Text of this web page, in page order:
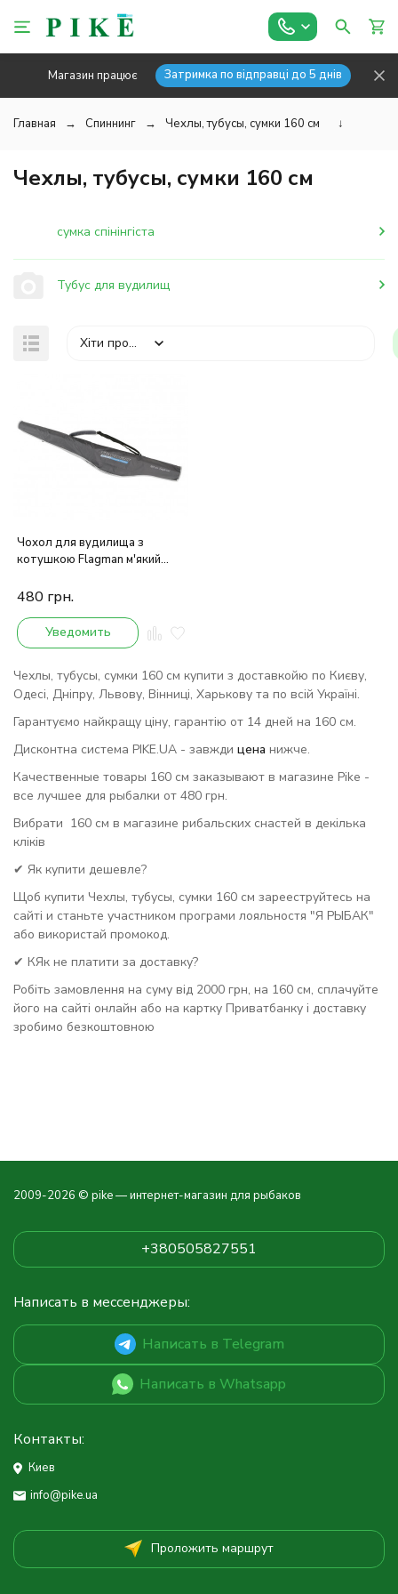
Магазин працює Затримка по відправці до 5 днів
Главная Спиннинг Чехлы, тубусы, сумки 160 см ↓
Чехлы, тубусы, сумки 160 см
сумка спінінгіста
Тубус для вудилищ
Хіти продажів
Чохол для вудилища з
котушкою Flagman м'який
480 грн.
Уведомить
Чехлы, тубусы, сумки 160 см купити з доставкойю по Києву,
Одесі, Дніпру, Львову, Вінниці, Харькову та по всій Україні.
Гарантуємо найкращу ціну, гарантію от 14 дней на 160 см.
Дисконтна система PIKE.UA - завжди цена нижче.
Качественные товары 160 см заказывают в магазине Pike -
все лучшее для рыбалки от 480 грн.
Вибрати 160 см в магазине рибальских снастей в декілька
кліків
✔ Як купити дешевле?
Щоб купити Чехлы, тубусы, сумки 160 см зарееструйтесь на
сайті и станьте участником програми лояльностя "Я РЫБАК"
або використай промокод.
✔ КЯк не платити за доставку?
Робіть замовлення на суму від 2000 грн, на 160 см, сплачуйте
його на сайті онлайн або на картку Приватбанку і доставку
зробимо безкоштовною
2009-2026 © pike — интернет-магазин для рыбаков
+380505827551
Написать в мессенджеры:
Написать в Telegram
Написать в Whatsapp
Контакты:
Киев
info@pike.ua
Проложить маршрут